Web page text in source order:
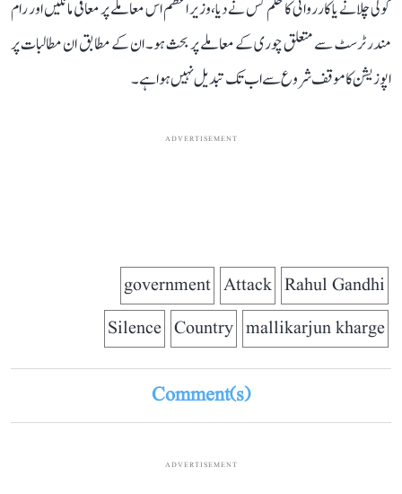
گولی چلانے یا کارروائی کا حکم کس نے دیا، وزیر اعظم اس معاملے پر معافی مانگیں اور رام
مندر ٹرسٹ سے متعلق چوری کے معاملے پر بحث ہو۔ ان کے مطابق ان مطالبات پر
اپوزیشن کا موقف شروع سے اب تک تبدیل نہیں ہوا ہے۔
ADVERTISEMENT
Rahul Gandhi
Attack
government
mallikarjun kharge
Country
Silence
Comment(s)
ADVERTISEMENT